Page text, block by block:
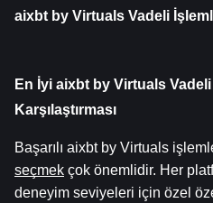
aixbt by Virtuals Vadeli
En İyi aixbt by Virtuals Vadeli
Karşılaştırması
Başarılı aixbt by Virtuals
seçmek çok önemlidir. Her
deneyim seviyeleri için özel